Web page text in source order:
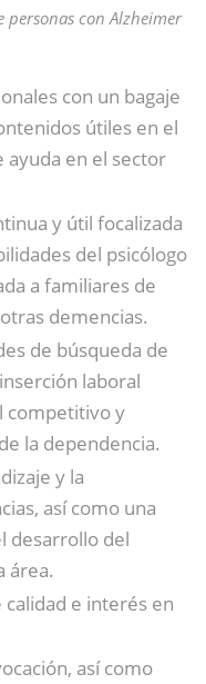
con Alzheimer
con un bagaje
útiles en el
ayuda en el sector
y útil focalizada
del psicólogo
a familiares de
demencias.
de búsqueda de
laboral
competitivo y
la dependencia.
y la
así como una
desarrollo del
área.
e interés en
así como